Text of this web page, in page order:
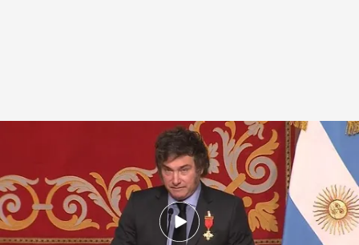
Javier Milei, presidente de Argentina
Redacción digital Noticias Cuatro
22 JUN 2024 - 14:36h.
Javier Milei ha acusado al Gobierno de Pedro